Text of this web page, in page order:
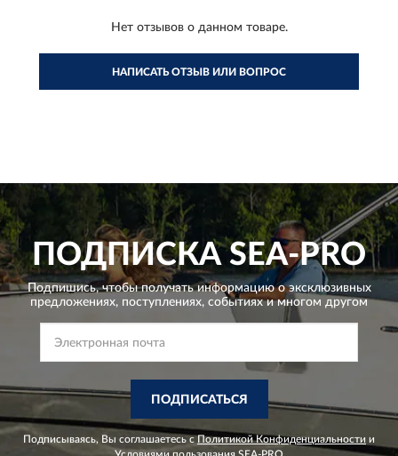
Нет отзывов о данном товаре.
НАПИСАТЬ ОТЗЫВ ИЛИ ВОПРОС
ПОДПИСКАSEA-PRO
Подпишись, чтобы получать информацию о эксклюзивных
предложениях, поступлениях, событиях и многом другом
ПОДПИСАТЬСЯ
Подписываясь, Вы соглашаетесь сПолитикой Конфиденциальности и